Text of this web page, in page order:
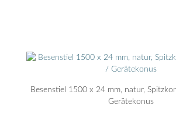
Besenstiel 1500 x 24 mm, natur,
Gerätekonus